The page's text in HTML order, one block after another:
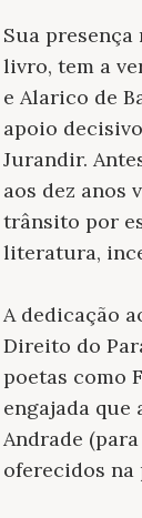
Sua
livro, tem a
e Alarico de
apoio
Jurandir.
aos dez anos
trânsito por
literatura,
A dedicação
Direito do
poetas como
engajada que
Andrade
oferecidos na